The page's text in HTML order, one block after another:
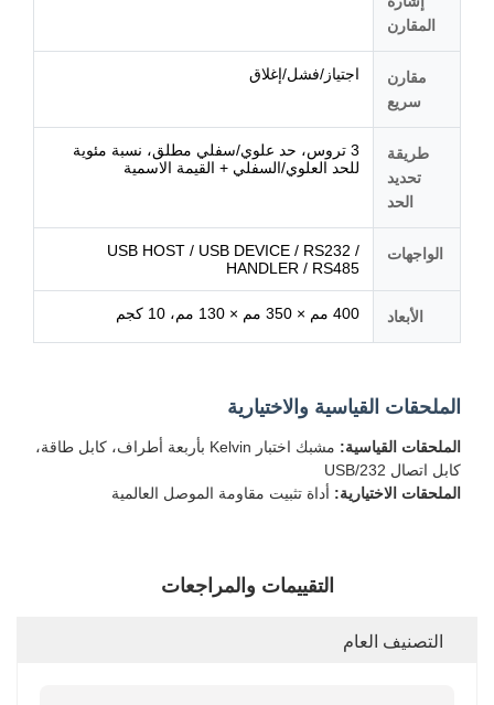
المقارن
مقارن
سريع
اجتياز/فشل/إغلاق
طريقة
تحديد
الحد
3 تروس، حد علوي/سفلي مطلق، نسبة مئوية
للحد العلوي/السفلي + القيمة الاسمية
الواجهات
USB HOST / USB DEVICE / RS232 /
HANDLER / RS485
الأبعاد 400 مم × 350 مم × 130 مم، 10 كجم
الملحقات القياسية والاختيارية
الملحقات القياسية:
مشبك اختبار Kelvin بأربعة أطراف، كابل طاقة،
كابل اتصال USB/232
الملحقات الاختيارية: أداة تثبيت مقاومة الموصل العالمية
التقييمات والمراجعات
التصنيف العام